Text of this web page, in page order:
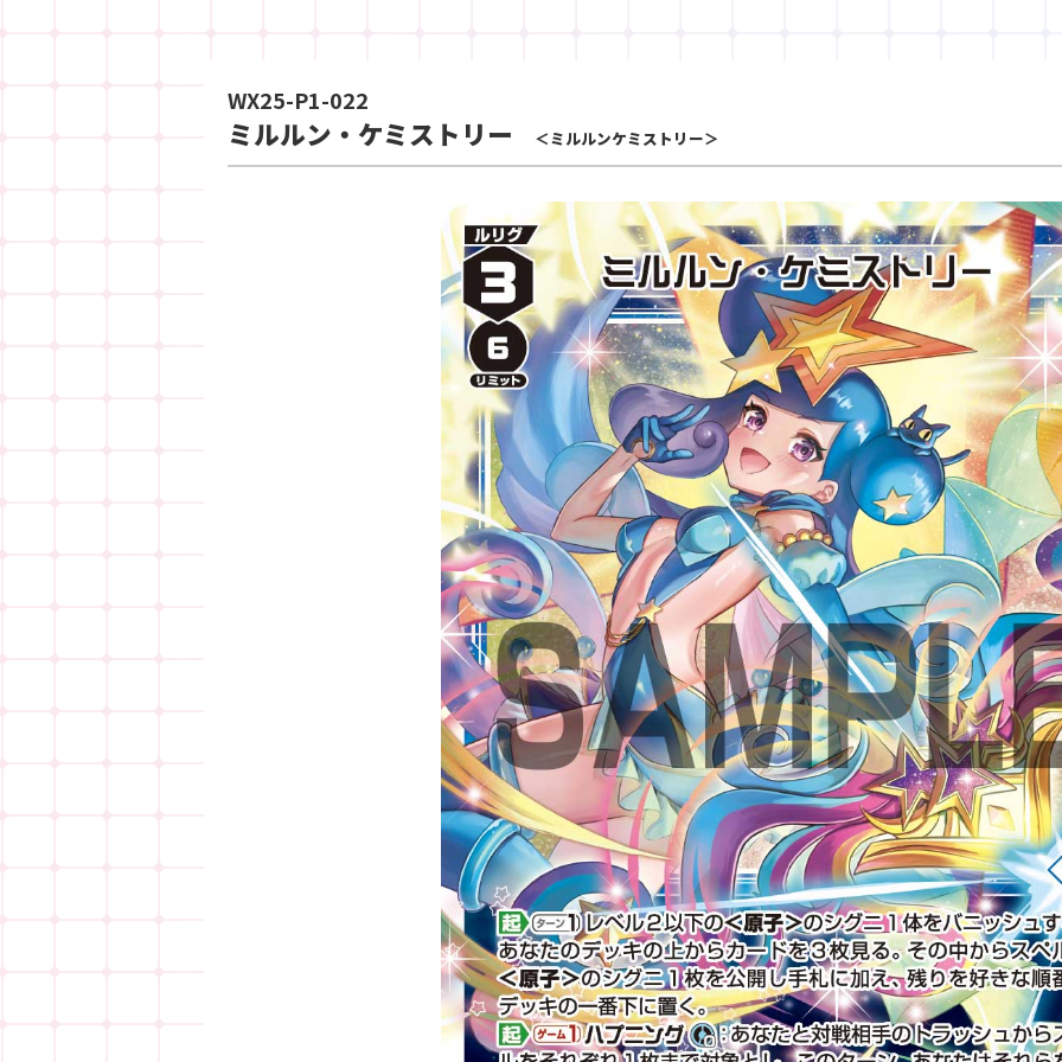
WX25-P1-022
ミルルン・ケミストリー ＜ミルルンケミストリー＞